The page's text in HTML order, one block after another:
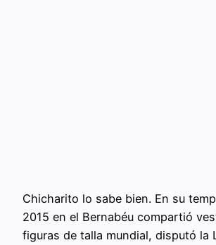
Chicharito lo sabe bien. En su
2015 en el Bernabéu compartió
figuras de talla mundial, disputó la